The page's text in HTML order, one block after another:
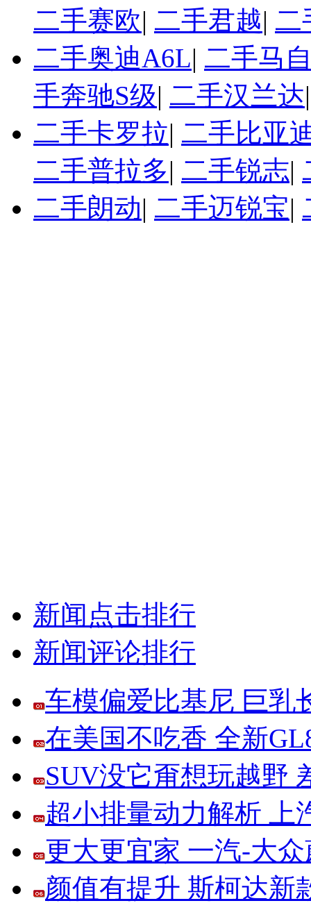
二手赛欧| 二手君越| 二
二手奥迪A6L| 二手马
手奔驰S级| 二手汉兰达
二手卡罗拉| 二手比亚
二手普拉多| 二手锐志|
二手朗动| 二手迈锐宝|
新闻点击排行
新闻评论排行
车模偏爱比基尼 巨乳
在美国不吃香 全新
SUV没它甭想玩越野
超小排量动力解析 上
更大更宜家 一汽-大
颜值有提升 斯柯达新